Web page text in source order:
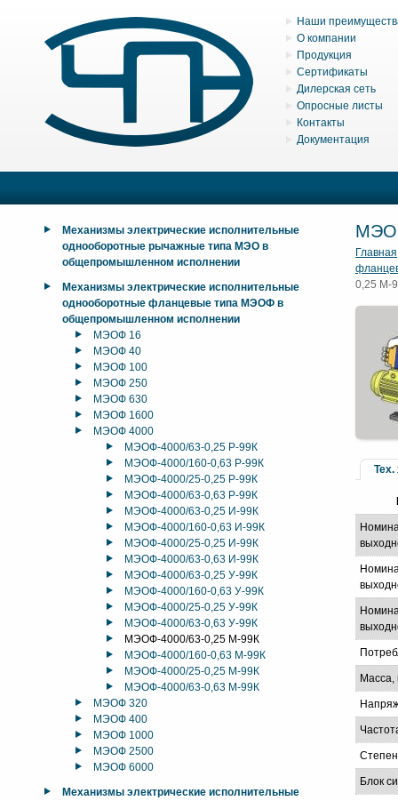
Наши
О компании
Продукция
Сертификаты
Дилерская сеть
Опросные листы
Контакты
Документация
Механизмы электрические исполнительные
однооборотные рычажные типа МЭО в
общепромышленном исполнении
Механизмы электрические исполнительные
однооборотные фланцевые типа МЭОФ в
общепромышленном исполнении
МЭОФ 16
МЭОФ 40
МЭОФ 100
МЭОФ 250
МЭОФ 630
МЭОФ 1600
МЭОФ 4000
МЭОФ-4000/63-0,25 Р-99К
МЭОФ-4000/160-0,63 Р-99К
МЭОФ-4000/25-0,25 Р-99К
МЭОФ-4000/63-0,63 Р-99К
МЭОФ-4000/63-0,25 И-99К
МЭОФ-4000/160-0,63 И-99К
МЭОФ-4000/25-0,25 И-99К
МЭОФ-4000/63-0,63 И-99К
МЭОФ-4000/63-0,25 У-99К
МЭОФ-4000/160-0,63 У-99К
МЭОФ-4000/25-0,25 У-99К
МЭОФ-4000/63-0,63 У-99К
МЭОФ-4000/63-0,25 М-99К
МЭОФ-4000/160-0,63 М-99К
МЭОФ-4000/25-0,25 М-99К
МЭОФ-4000/63-0,63 М-99К
МЭОФ 320
МЭОФ 400
МЭОФ 1000
МЭОФ 2500
МЭОФ 6000
Механизмы электрические исполнительные
Главная
0,25 М-
Тех.
Масса,
Блок